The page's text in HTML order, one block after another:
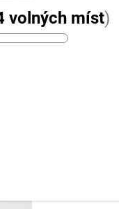
volných míst)